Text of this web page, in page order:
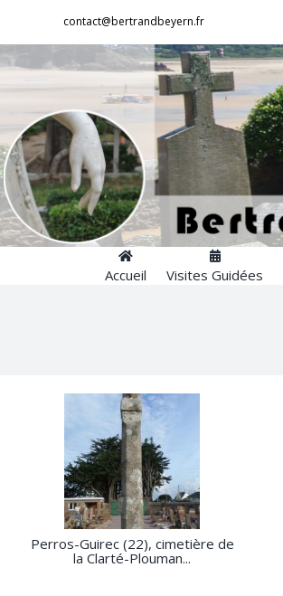
contenu
contact@bertrandbeyern.fr
Accueil Visites Guidées
Perros-Guirec (22), cimetière de
la Clarté-Plouman...